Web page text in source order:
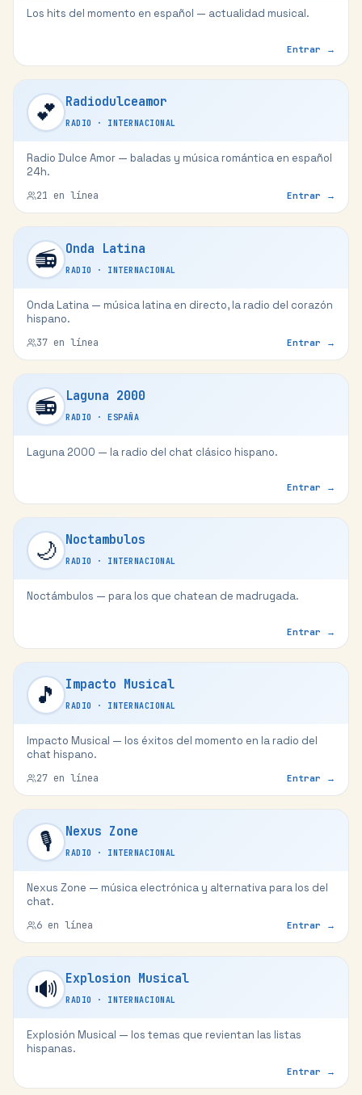
Los hits del momento en español — actualidad musical.
Entrar →
💕 Radiodulceamor
RADIO · INTERNACIONAL
Radio Dulce Amor — baladas y música romántica en español
24h.
21 en línea Entrar →
📻 Onda Latina
RADIO · INTERNACIONAL
Onda Latina — música latina en directo, la radio del corazón
hispano.
37 en línea Entrar →
📻 Laguna 2000
RADIO · ESPAÑA
Laguna 2000 — la radio del chat clásico hispano.
Entrar →
🌙 Noctambulos
RADIO · INTERNACIONAL
Noctámbulos — para los que chatean de madrugada.
Entrar →
🎵 Impacto Musical
RADIO · INTERNACIONAL
Impacto Musical — los éxitos del momento en la radio del
chat hispano.
27 en línea Entrar →
🎙️ Nexus Zone
RADIO · INTERNACIONAL
Nexus Zone — música electrónica y alternativa para los del
chat.
6 en línea Entrar →
🔊 Explosion Musical
RADIO · INTERNACIONAL
Explosión Musical — los temas que revientan las listas
hispanas.
Entrar →